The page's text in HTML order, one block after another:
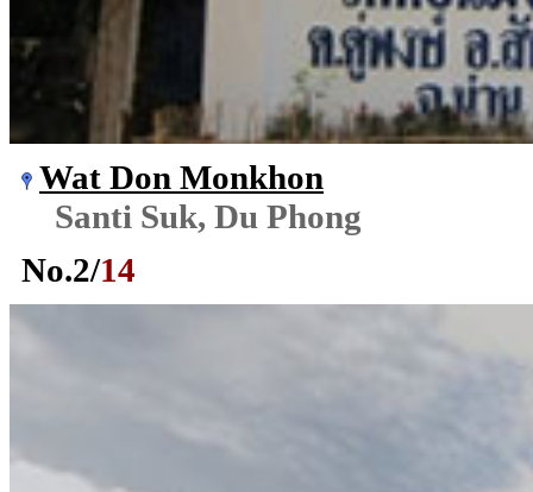
Wat Don Monkhon
Santi Suk, Du Phong
No.2/14